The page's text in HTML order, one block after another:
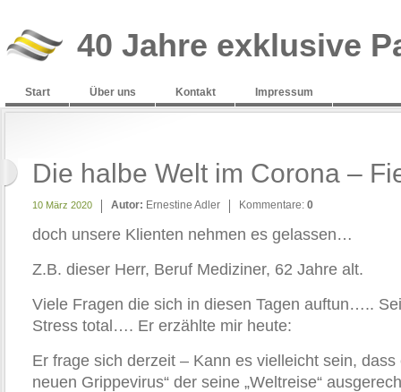
40 Jahre exklusive
Start Über uns Kontakt Impressum
Die halbe Welt im Corona –
10 März 2020 Autor: Ernestine Adler Kommentare: 0
doch unsere Klienten nehmen es gelassen…
Z.B. dieser Herr, Beruf Mediziner, 62 Jahre alt.
Viele Fragen die sich in diesen Tagen auftun…..
Stress total…. Er erzählte mir heute:
Er frage sich derzeit – Kann es vielleicht sein,
neuen Grippevirus“ der seine „Weltreise“